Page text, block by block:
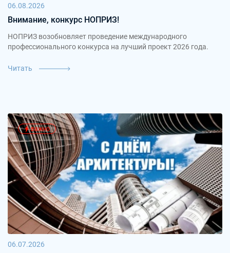
06.08.2026
Внимание, конкурс НОПРИЗ!
НОПРИЗ возобновляет проведение международного
профессионального конкурса на лучший проект 2026 года.
Читать
важно
06.07.2026